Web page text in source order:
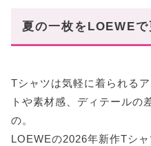
夏の一枚をLOEWEで
Tシャツは気軽に着られる
トや素材感、ディテールの
の。
LOEWEの2026年新作Tシ